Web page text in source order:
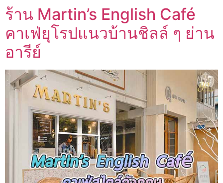
ร้าน Martin’s English Café
คาเฟ่ยุโรปแนวบ้านชิลล์ ๆ ย่าน
อารีย์